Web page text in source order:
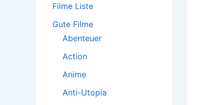
h
Filme Liste
Gute Filme
Abenteuer
Action
Anime
Anti-Utopia